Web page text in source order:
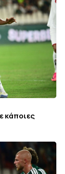
κάποιες